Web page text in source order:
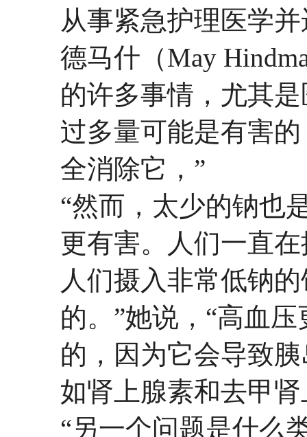
从事紧急护理医学并
德马什（May
的许多事情，尤其
过多量可能是有害
全消除它，”
“然而，太少的钠也
更有害。人们一直
人们摄入非常低钠
的。”她说，“高血
的，因为它会导致
如肾上腺素和去甲
“另一个问题是什么